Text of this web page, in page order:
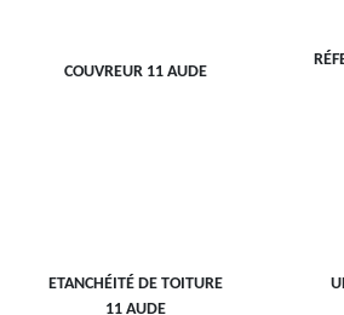
COUVREUR 11 AUDE
ETANCHÉITÉ DE TOITURE
11 AUDE